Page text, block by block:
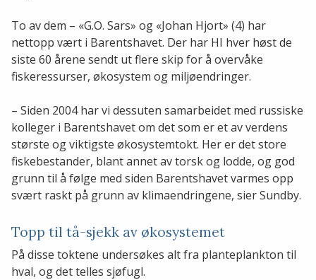
To av dem – «G.O. Sars» og «Johan Hjort» (4) har
nettopp vært i Barentshavet. Der har HI hver høst de
siste 60 årene sendt ut flere skip for å overvåke
fiskeressurser, økosystem og miljøendringer.
– Siden 2004 har vi dessuten samarbeidet med russiske
kolleger i Barentshavet om det som er et av verdens
største og viktigste økosystemtokt. Her er det store
fiskebestander, blant annet av torsk og lodde, og god
grunn til å følge med siden Barentshavet varmes opp
svært raskt på grunn av klimaendringene, sier Sundby.
Topp til tå-sjekk av økosystemet
På disse toktene undersøkes alt fra planteplankton til
hval, og det telles sjøfugl.